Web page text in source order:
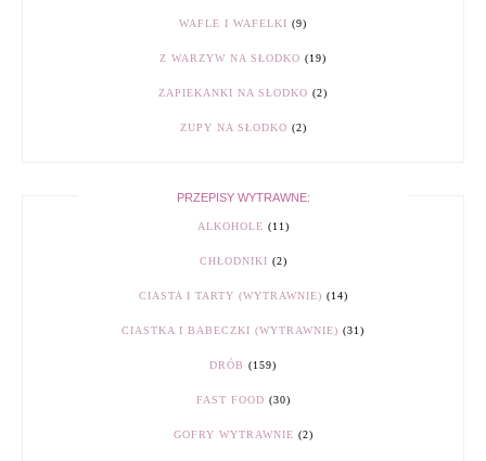
WAFLE I WAFELKI (9)
Z WARZYW NA SŁODKO (19)
ZAPIEKANKI NA SŁODKO (2)
ZUPY NA SŁODKO (2)
PRZEPISY WYTRAWNE:
ALKOHOLE (11)
CHŁODNIKI (2)
CIASTA I TARTY (WYTRAWNIE) (14)
CIASTKA I BABECZKI (WYTRAWNIE) (31)
DRÓB (159)
FAST FOOD (30)
GOFRY WYTRAWNIE (2)